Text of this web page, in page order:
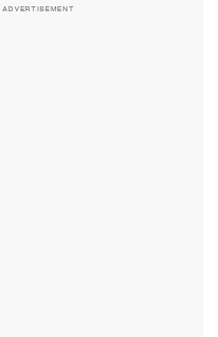
ADVERTISEMENT